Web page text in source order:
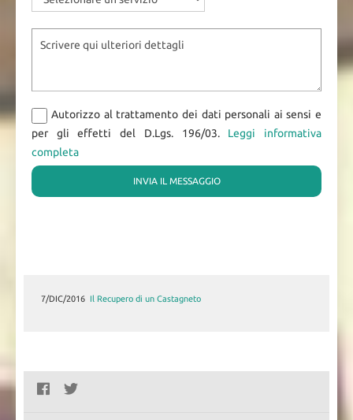
Autorizzo al trattamento dei dati personali ai sensi e
per gli effetti del D.Lgs. 196/03. Leggi informativa
completa
7/DIC/2016 Il Recupero di un Castagneto